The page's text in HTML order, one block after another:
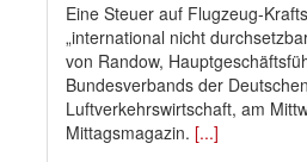
Eine Steuer auf Flugzeug-
„international nicht
von Randow,
Bundesverbands der Deutschen
Luftverkehrswirtschaft, am
Mittagsmagazin. [...]